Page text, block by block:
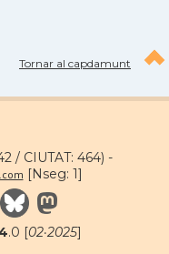
Tornar al capdamunt
/ CIUTAT: 464) -
[Nseg: 1]
.0 [02·2025]